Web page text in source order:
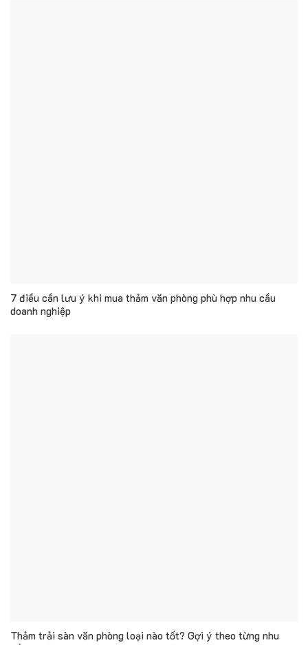
7 điều cần lưu ý khi mua thảm văn phòng phù hợp nhu cầu
doanh nghiệp
Thảm trải sàn văn phòng loại nào tốt? Gợi ý theo từng nhu